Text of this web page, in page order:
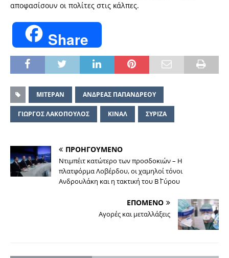
αποφασίσουν οι πολίτες στις κάλπες.
Share
΄ΜΙΤΕΡΑΝ ΑΝΔΡΕΑΣ ΠΑΠΑΝΔΡΕΟΥ
ΓΙΩΡΓΟΣ ΛΑΚΟΠΟΥΛΟΣ ΚΙΝΑΛ ΣΥΡΙΖΑ
ΠΡΟΗΓΟΥΜΕΝΟ
Ντιμπέιτ κατώτερο των προσδοκιών – Η
πλατφόρμα Λοβέρδου, οι χαμηλοί τόνοι
Ανδρουλάκη και η τακτική του Β΄ Γύρου
ΕΠΟΜΕΝΟ
Αγορές και μεταλλάξεις